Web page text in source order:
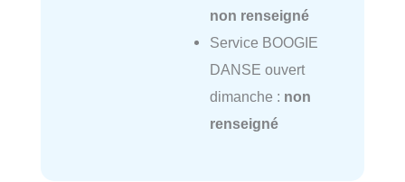
non renseigné
Service BOOGIE
DANSE ouvert
dimanche : non
renseigné